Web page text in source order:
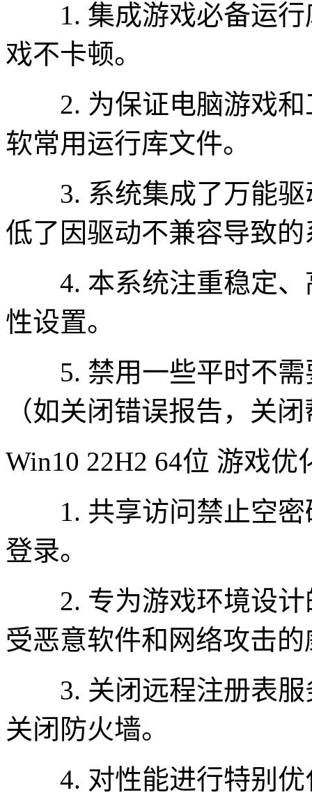
1. 集成游戏必备运行
戏不卡顿。
2. 为保证电脑游戏和
软常用运行库文件。
3. 系统集成了万能驱
低了因驱动不兼容导致
4. 本系统注重稳定、
性设置。
5. 禁用一些平时不需
（如关闭错误报告，关
Win10 22H2 64位 游戏优
1. 共享访问禁止空密
登录。
2. 专为游戏环境设计
受恶意软件和网络攻击的
3. 关闭远程注册表服
关闭防火墙。
4. 对性能进行特别优